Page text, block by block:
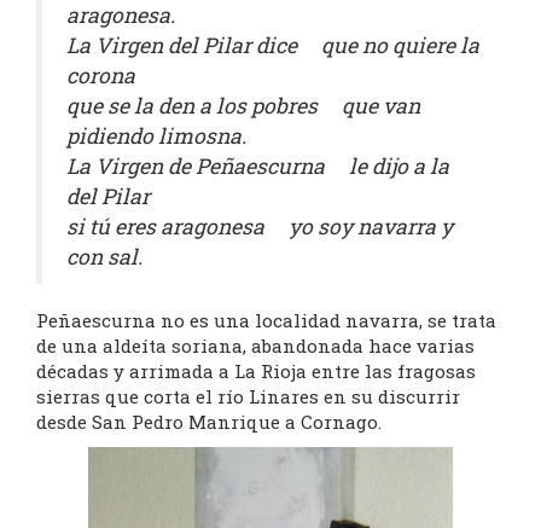
aragonesa.
La Virgen del Pilar dice que no quiere la
corona
que se la den a los pobres que van
pidiendo limosna.
La Virgen de Peñaescurna le dijo a la
del Pilar
si tú eres aragonesa yo soy navarra y
con sal.
Peñaescurna no es una localidad navarra, se trata
de una aldeíta soriana, abandonada hace varias
décadas y arrimada a La Rioja entre las fragosas
sierras que corta el río Linares en su discurrir
desde San Pedro Manrique a Cornago.